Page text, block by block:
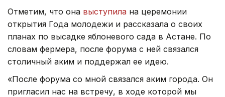
Отметим, что она выступила на церемонии
открытия Года молодежи и рассказала о своих
планах по высадке яблоневого сада в Астане. По
словам фермера, после форума с ней связался
столичный аким и поддержал ее идею.
«После форума со мной связался аким города. Он
пригласил нас на встречу, в ходе которой мы